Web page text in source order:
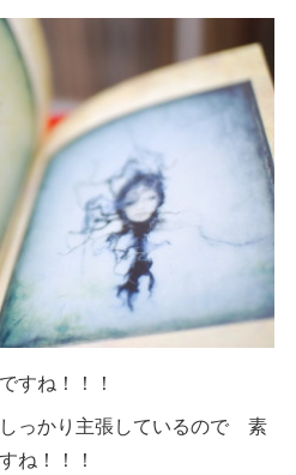
すね！！！
っかり主張しているので 素
ね！！！